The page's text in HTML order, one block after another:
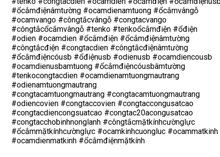
#ổcắmđiệnâmtường #ocamdienamtuong #ổcắmvângỗ
#ocamvango #côngtắcvângỗ #congtacvango
#côngtắcổcắmvângỗ #tenko #tenkoổcắmđiện #ổđiện
#odien #ocamdien #ổcắmđiện #ổcắmđiệnâmtường
#côngtắcđiện #congtacdien #côngtắcđiệnâmtường
#ổcắmđiệncóusb #ổđiệnusb #odienusb #ocamdiencousb
#ocamdienusbamtuong #ổcắmđiệncóusbâmtường
#tenkocongtacdien #ocamdienamtuongmautrang
#odienamtuongmautrang
#congtacamtuongmautrang #congtacamtuongmautrang
#odiencovien #congtaccovien #congtaccongusatcao
#congtacdiencongsuatcao #congtac20acongusatcao
#congtacchobinhnonglanh #côngtắcmặtkínhcườnglực
#ổcắmmặtkínhcườnglực #ocamkinhcuongluc #ocammatkinh
#ocamdienmatkinh #ổcắmđiệnmặtkính